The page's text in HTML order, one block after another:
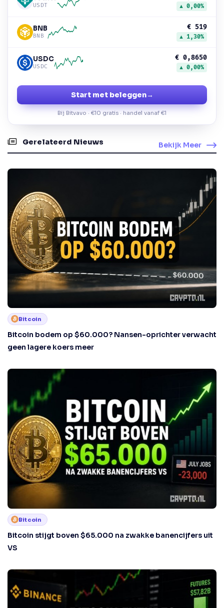
USDT ▲ 0,00%
BNB
BNB
€ 519
▲ 1,30%
USDC
USDC
€ 0,8650
▲ 0,00%
Start met beleggen→
Bij Bitvavo · €10 gratis · handel vanaf €1
Gerelateerd Nieuws Bekijk Meer
Bitcoin
Bitcoin bodem op $60.000? Nansen-oprichter verwacht
geen lagere koers meer
Bitcoin
Bitcoin stijgt boven $65.000 na zwakke banencijfers uit
VS